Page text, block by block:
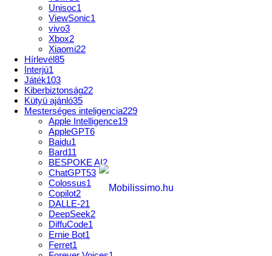
Unisoc1
ViewSonic1
vivo3
Xbox2
Xiaomi22
Hírlevél85
Interjú1
Játék103
Kiberbiztonság22
Kütyü ajánló35
Mesterséges inteligencia229
Apple Intelligence19
AppleGPT6
Baidu1
Bard11
BESPOKE AI2
ChatGPT53
Colossus1
Copilot2
DALLE-21
DeepSeek2
DiffuCode1
Ernie Bot1
Ferret1